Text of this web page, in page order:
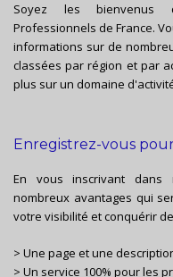
Soyez les bienvenus
Professionnels de France.
informations sur de
classées par région et par
plus sur un domaine
Enregistrez-vous
En vous inscrivant dans
nombreux avantages qui
votre visibilité et conquérir
> Une page et une
> Un service 100% pour les